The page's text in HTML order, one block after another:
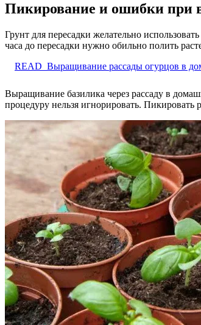
Пикирование и ошибки при
Грунт для пересадки желательно
часа до пересадки нужно обильно полить
READ Выращивание рассады огурцов в
Выращивание базилика через рассаду в
процедуру нельзя игнорировать. Пикировать